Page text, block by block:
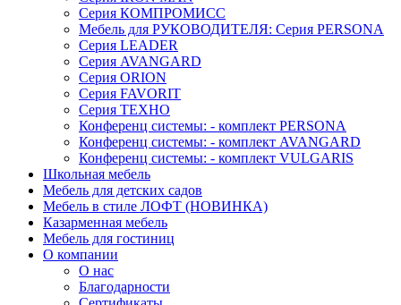
Серия КОМПРОМИСС
Мебель для РУКОВОДИТЕЛЯ: Серия PERSONA
Серия LEADER
Серия AVANGARD
Серия ORION
Серия FAVORIT
Серия ТЕХНО
Конференц системы: - комплект PERSONA
Конференц системы: - комплект AVANGARD
Конференц системы: - комплект VULGARIS
Школьная мебель
Мебель для детских садов
Мебель в стиле ЛОФТ (НОВИНКА)
Казарменная мебель
Мебель для гостиниц
О компании
О нас
Благодарности